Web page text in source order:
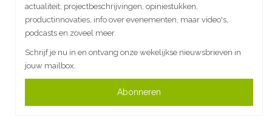
actualiteit, projectbeschrijvingen, opiniestukken,
productinnovaties, info over evenementen, maar video's,
podcasts en zoveel meer.
Schrijf je nu in en ontvang onze wekelijkse nieuwsbrieven in
jouw mailbox.
Abonneren